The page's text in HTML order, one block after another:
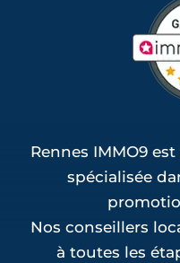
Rennes IMMO9
spécialisée
Nos conseillers
à toutes les